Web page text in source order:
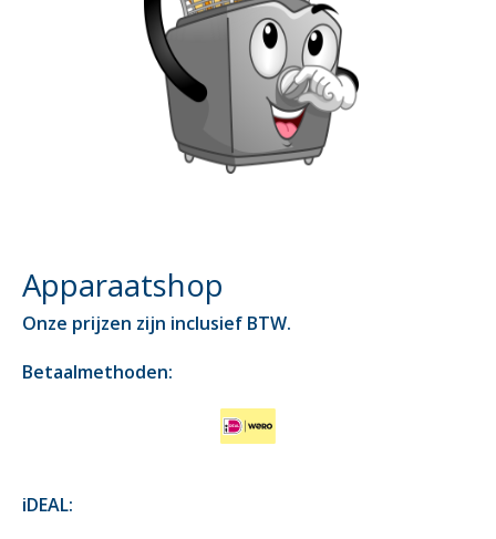
Apparaatshop
Onze prijzen zijn inclusief BTW.
Betaalmethoden:
iDEAL: